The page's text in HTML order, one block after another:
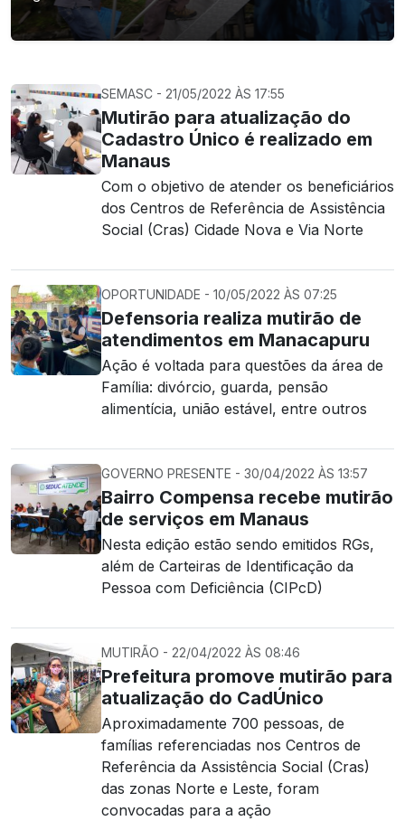
SEMASC - 21/05/2022 ÀS 17:55
Mutirão para atualização do
Cadastro Único é realizado em
Manaus
Com o objetivo de atender os beneficiários
dos Centros de Referência de Assistência
Social (Cras) Cidade Nova e Via Norte
OPORTUNIDADE - 10/05/2022 ÀS 07:25
Defensoria realiza mutirão de
atendimentos em Manacapuru
Ação é voltada para questões da área de
Família: divórcio, guarda, pensão
alimentícia, união estável, entre outros
GOVERNO PRESENTE - 30/04/2022 ÀS 13:57
Bairro Compensa recebe mutirão
de serviços em Manaus
Nesta edição estão sendo emitidos RGs,
além de Carteiras de Identificação da
Pessoa com Deficiência (CIPcD)
MUTIRÃO - 22/04/2022 ÀS 08:46
Prefeitura promove mutirão para
atualização do CadÚnico
Aproximadamente 700 pessoas, de
famílias referenciadas nos Centros de
Referência da Assistência Social (Cras)
das zonas Norte e Leste, foram
convocadas para a ação